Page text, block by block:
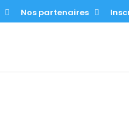
Nos partenaires